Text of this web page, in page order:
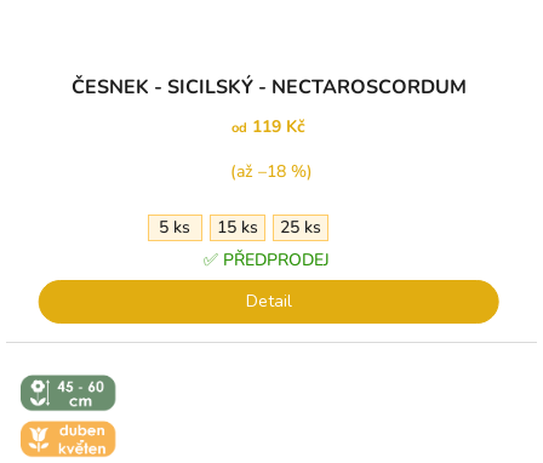
ČESNEK - SICILSKÝ - NECTAROSCORDUM
od 119 Kč
(až –18 %)
5 ks 15 ks
25 ks
✅ PŘEDPRODEJ
Detail
↕️ VÝŠKA 45
- 60 CM
🌼 KVĚT -
DUBEN-
KVĚTEN